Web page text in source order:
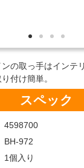
の取っ手はインテ
付け簡単。
スペック
4598700
BH-972
1個入り